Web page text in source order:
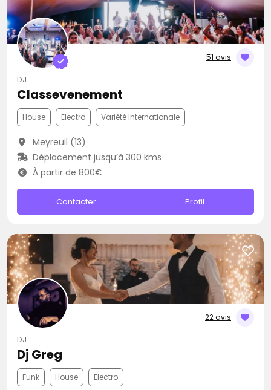
51 avis
DJ
Classevenement
House Electro Variété Internationale
Meyreuil (13)
Déplacement jusqu’à 300 kms
À partir de 800€
Contacter Profil
22 avis
DJ
Dj Greg
Funk House Electro